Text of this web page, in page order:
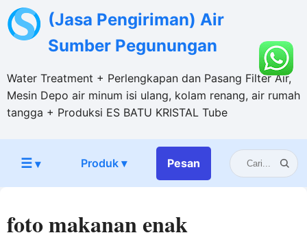
(Jasa Pengiriman) Air
Sumber Pegunungan
Water Treatment + Perlengkapan dan Pasang Filter Air,
Mesin Depo air minum isi ulang, kolam renang, air rumah
tangga + Produksi ES BATU KRISTAL Tube
☰▾ Produk ▾ Pesan
foto makanan enak